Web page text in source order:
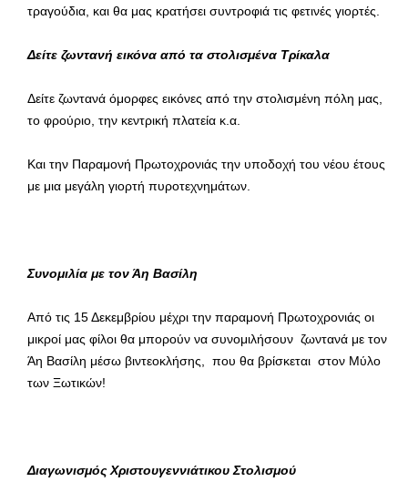
τραγούδια, και θα μας κρατήσει συντροφιά τις φετινές γιορτές.
Δείτε ζωντανή εικόνα από τα στολισμένα Τρίκαλα
Δείτε ζωντανά όμορφες εικόνες από την στολισμένη πόλη μας,
το φρούριο, την κεντρική πλατεία κ.α.
Και την Παραμονή Πρωτοχρονιάς την υποδοχή του νέου έτους
με μια μεγάλη γιορτή πυροτεχνημάτων.
Συνομιλία με τον Άη Βασίλη
Από τις 15 Δεκεμβρίου μέχρι την παραμονή Πρωτοχρονιάς οι
μικροί μας φίλοι θα μπορούν να συνομιλήσουν ζωντανά με τον
Άη Βασίλη μέσω βιντεοκλήσης, που θα βρίσκεται στον Μύλο
των Ξωτικών!
Διαγωνισμός Χριστουγεννιάτικου Στολισμού